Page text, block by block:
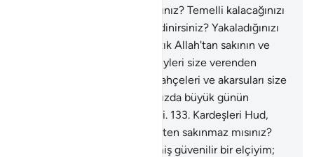
kurup, boş şeyle mi uğraşırsınız? Temelli kalacağınızı
umarak sağlam yapılar mı edinirsiniz? Yakaladığınızı
zorbaca mı yakalarsınız? Artık Allah'tan sakının ve
bana itaat edin. Bildiğiniz şeyleri size verenden
sakının; davarları, oğulları, bahçeleri ve akarsuları size
O vermiştir. Doğrusu hakkınızda büyük günün
azabından korkuyorum" dedi. 133. Kardeşleri Hud,
onlara: "Allah'a karşı gelmekten sakınmaz mısınız?
Doğrusu ben size gönderilmiş güvenilir bir elçiyim;